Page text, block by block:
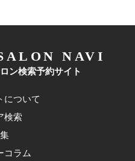
NAVI
ン検索予約サイト
について
検索
コラム